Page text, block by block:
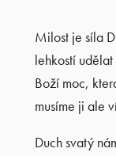
Milost je síla
lehkostí
Boží moc,
musíme ji ale
Duch svatý